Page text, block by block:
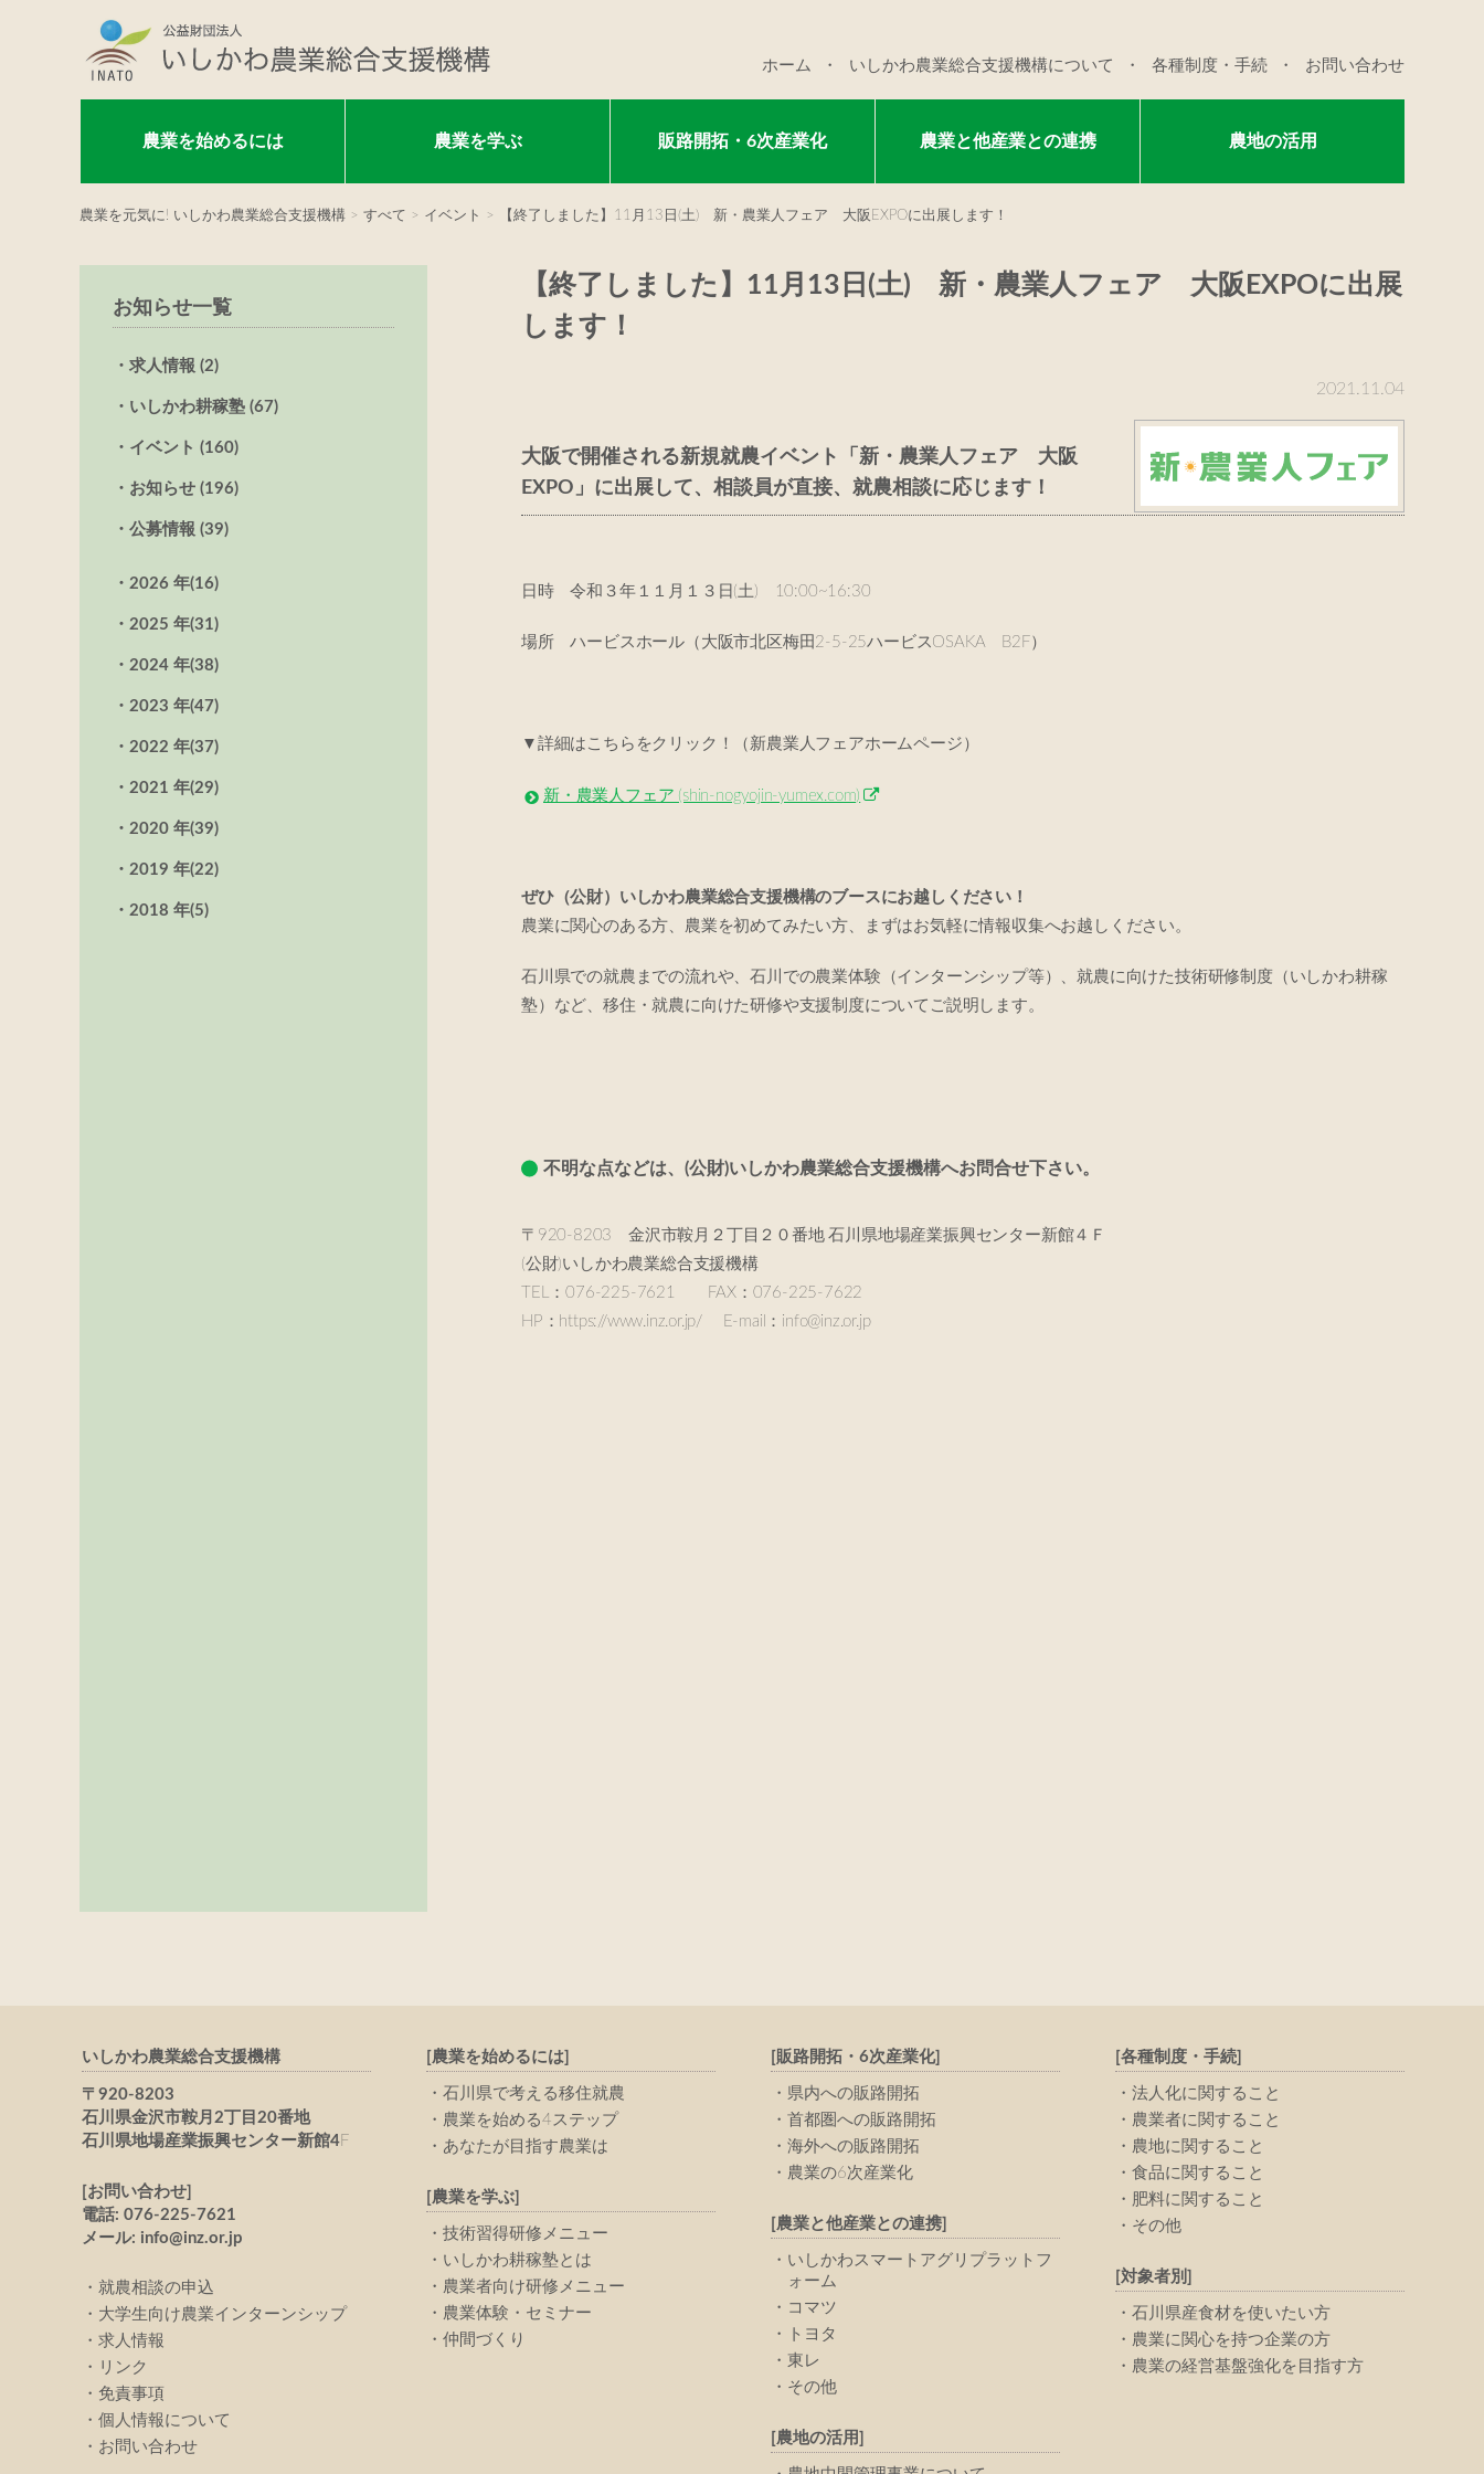
ホーム いしかわ農業総合支援機構について 各種制度・手続 お問い合わせ
農業を始めるには 農業を学ぶ 販路開拓・6次産業化 農業と他産業との連携 農地の活用
農業を元気に! いしかわ農業総合支援機構 > すべて > イベント > 【終了しました】11月13日(土) 新・農業人フェア 大阪EXPOに出展します！
【終了しました】11月13日(土) 新・農業人フェア 大阪EXPOに出展
します！
2021.11.04
大阪で開催される新規就農イベント「新・農業人フェア 大阪
EXPO」に出展して、相談員が直接、就農相談に応じます！
日時 令和３年１１月１３日(土) 10:00~16:30
場所 ハービスホール（大阪市北区梅田2-5-25ハービスOSAKA B2F）
▼詳細はこちらをクリック！（新農業人フェアホームページ）
新・農業人フェア (shin-nogyojin-yumex.com)
ぜひ（公財）いしかわ農業総合支援機構のブースにお越しください！
農業に関心のある方、農業を初めてみたい方、まずはお気軽に情報収集へお越しください。
石川県での就農までの流れや、石川での農業体験（インターンシップ等）、就農に向けた技術研修制度（いしかわ耕稼
塾）など、移住・就農に向けた研修や支援制度についてご説明します。
不明な点などは、(公財)いしかわ農業総合支援機構へお問合せ下さい。
〒920-8203 金沢市鞍月２丁目２０番地 石川県地場産業振興センター新館４Ｆ
(公財)いしかわ農業総合支援機構
TEL：076-225-7621 FAX：076-225-7622
HP：https://www.inz.or.jp/ E-mail：info@inz.or.jp
お知らせ一覧
求人情報 (2)
いしかわ耕稼塾 (67)
イベント (160)
お知らせ (196)
公募情報 (39)
2026 年(16)
2025 年(31)
2024 年(38)
2023 年(47)
2022 年(37)
2021 年(29)
2020 年(39)
2019 年(22)
2018 年(5)
いしかわ農業総合支援機構
〒920-8203
石川県金沢市鞍月2丁目20番地
石川県地場産業振興センター新館4F
[お問い合わせ]
電話: 076-225-7621
メール: info@inz.or.jp
就農相談の申込
大学生向け農業インターンシップ
求人情報
リンク
免責事項
個人情報について
お問い合わせ
[農業を始めるには]
石川県で考える移住就農
農業を始める4ステップ
あなたが目指す農業は
[農業を学ぶ]
技術習得研修メニュー
いしかわ耕稼塾とは
農業者向け研修メニュー
農業体験・セミナー
仲間づくり
[販路開拓・6次産業化]
県内への販路開拓
首都圏への販路開拓
海外への販路開拓
農業の6次産業化
[農業と他産業との連携]
いしかわスマートアグリプラットフ
ォーム
コマツ
トヨタ
東レ
その他
[農地の活用]
[各種制度・手続]
法人化に関すること
農業者に関すること
農地に関すること
食品に関すること
肥料に関すること
その他
[対象者別]
石川県産食材を使いたい方
農業に関心を持つ企業の方
農業の経営基盤強化を目指す方